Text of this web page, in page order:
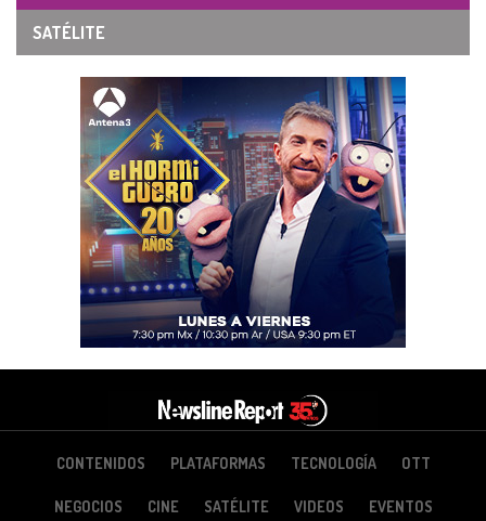
SATÉLITE
CONTENIDOS PLATAFORMAS TECNOLOGÍA OTT
NEGOCIOS CINE SATÉLITE VIDEOS EVENTOS